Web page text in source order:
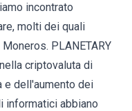
incontrato
molti dei quali
PLANETARY
criptovaluta di
e dell'aumento dei
informatici abbiano